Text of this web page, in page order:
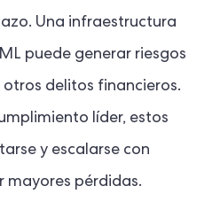
Una infraestructura
puede generar riesgos
delitos financieros.
líder, estos
y escalarse con
mayores pérdidas.